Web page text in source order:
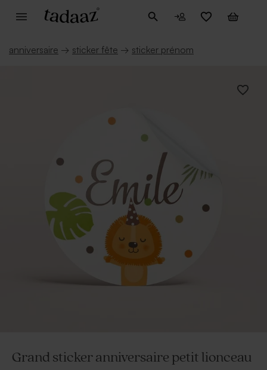
anniversaire → sticker fête → sticker prénom
Grand sticker anniversaire petit lionceau